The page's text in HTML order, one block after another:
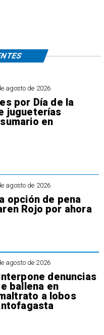
agosto de 2026
por Día de la
jugueterías
en
agosto de 2026
opción de pena
Rojo por ahora
agosto de 2026
denuncias
ballena en
a lobos